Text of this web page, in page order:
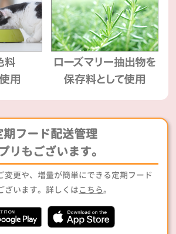
期フード配送管理
リもございます。
変更や、増量が簡単にできる定期フード
ざいます。詳しくはこちら。